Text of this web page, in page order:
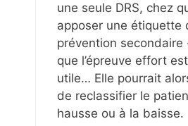
une seule DRS, chez
apposer une étiquette
prévention secondaire
que l’épreuve effort
utile… Elle pourrait
de reclassifier le
hausse ou à la baisse.